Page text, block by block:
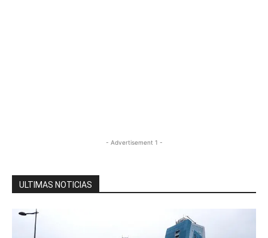
- Advertisement 1 -
ULTIMAS NOTICIAS